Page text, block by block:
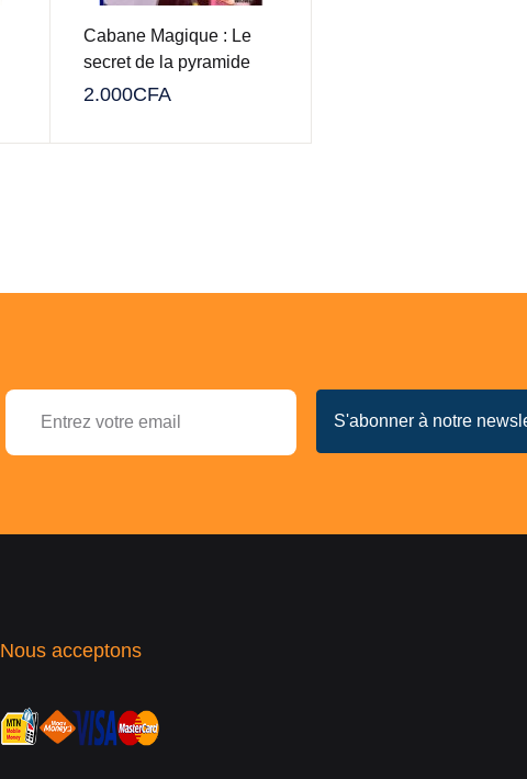
Cabane Magique : Le
secret de la pyramide
2.000CFA
Nous acceptons